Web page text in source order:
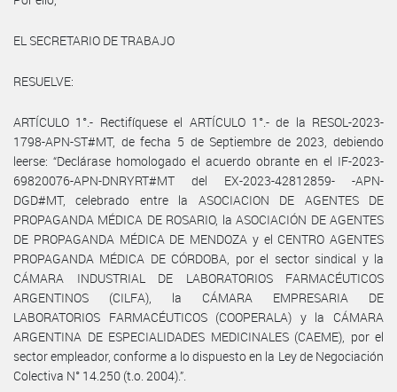
EL SECRETARIO DE TRABAJO
RESUELVE:
ARTÍCULO 1°.- Rectifíquese el ARTÍCULO 1°.- de la RESOL-2023-
1798-APN-ST#MT, de fecha 5 de Septiembre de 2023, debiendo
leerse: “Declárase homologado el acuerdo obrante en el IF-2023-
69820076-APN-DNRYRT#MT del EX-2023-42812859- -APN-
DGD#MT, celebrado entre la ASOCIACION DE AGENTES DE
PROPAGANDA MÉDICA DE ROSARIO, la ASOCIACIÓN DE AGENTES
DE PROPAGANDA MÉDICA DE MENDOZA y el CENTRO AGENTES
PROPAGANDA MÉDICA DE CÓRDOBA, por el sector sindical y la
CÁMARA INDUSTRIAL DE LABORATORIOS FARMACÉUTICOS
ARGENTINOS (CILFA), la CÁMARA EMPRESARIA DE
LABORATORIOS FARMACÉUTICOS (COOPERALA) y la CÁMARA
ARGENTINA DE ESPECIALIDADES MEDICINALES (CAEME), por el
sector empleador, conforme a lo dispuesto en la Ley de Negociación
Colectiva N° 14.250 (t.o. 2004).”.